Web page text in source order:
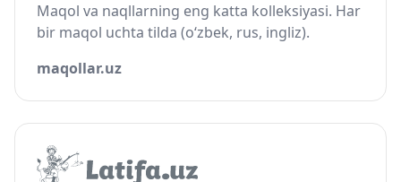
Maqol va naqllarning eng katta kolleksiyasi. Har
bir maqol uchta tilda (o‘zbek, rus, ingliz).
maqollar.uz